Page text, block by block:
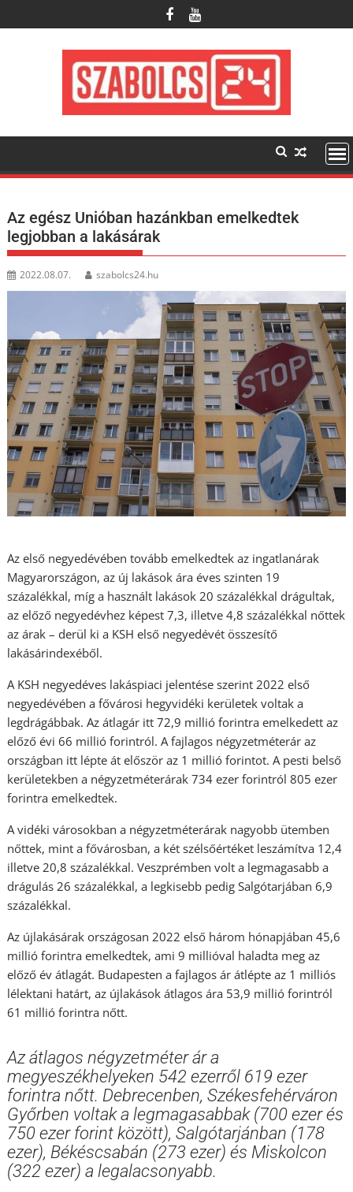
to
Az egész Unióban hazánkban emelkedtek
legjobban a lakásárak
2022.08.07. szabolcs24.hu
Az első negyedévében tovább emelkedtek az ingatlanárak
Magyarországon, az új lakások ára éves szinten 19
százalékkal, míg a használt lakások 20 százalékkal drágultak,
az előző negyedévhez képest 7,3, illetve 4,8 százalékkal nőttek
az árak – derül ki a KSH első negyedévét összesítő
lakásárindexéből.
A KSH negyedéves lakáspiaci jelentése szerint 2022 első
negyedévében a fővárosi hegyvidéki kerületek voltak a
legdrágábbak. Az átlagár itt 72,9 millió forintra emelkedett az
előző évi 66 millió forintról. A fajlagos négyzetméterár az
országban itt lépte át először az 1 millió forintot. A pesti belső
kerületekben a négyzetméterárak 734 ezer forintról 805 ezer
forintra emelkedtek.
A vidéki városokban a négyzetméterárak nagyobb ütemben
nőttek, mint a fővárosban, a két szélsőértéket leszámítva 12,4
illetve 20,8 százalékkal. Veszprémben volt a legmagasabb a
drágulás 26 százalékkal, a legkisebb pedig Salgótarjában 6,9
százalékkal.
Az újlakásárak országosan 2022 első három hónapjában 45,6
millió forintra emelkedtek, ami 9 millióval haladta meg az
előző év átlagát. Budapesten a fajlagos ár átlépte az 1 milliós
lélektani határt, az újlakások átlagos ára 53,9 millió forintról
61 millió forintra nőtt.
Az átlagos négyzetméter ár a
megyeszékhelyeken 542 ezerről 619 ezer
forintra nőtt. Debrecenben, Székesfehérváron
Győrben voltak a legmagasabbak (700 ezer és
750 ezer forint között), Salgótarjánban (178
ezer), Békéscsabán (273 ezer) és Miskolcon
(322 ezer) a legalacsonyabb.